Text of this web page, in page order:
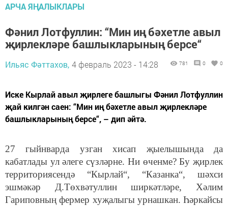
АРЧА ЯҢАЛЫКЛАРЫ
Фәнил Лотфуллин: “Мин иң бәхетле авыл
җирлекләре башлыкларының берсе“
Ильяс Фәттахов, 4 февраль 2023 - 14:28 781 0 0
Иске Кырлай авыл җирлеге башлыгы Фәнил Лотфуллин
җай килгән саен: “Мин иң бәхетле авыл җирлекләре
башлыкларының берсе“, – дип әйтә.
27 гыйнварда узган хисап җыелышында да
кабатлады ул әлеге сүзләрне. Ни өченме? Бу җирлек
территориясендә “Кырлай“, “Казанка“, шәхси
эшмәкәр Д.Төхвәтуллин ширкәтләре, Хәлим
Гариповның фермер хуҗалыгы урнашкан. Һәркайсы